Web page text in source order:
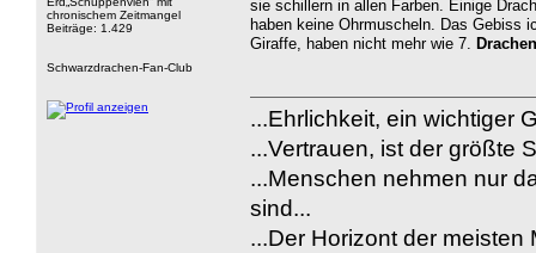
chronischem Zeitmangel
Beiträge: 1.429
Schwarzdrachen-Fan-Club
sie schillern in allen Farben. Einige
haben keine Ohrmuscheln. Das Gebiss
Giraffe, haben nicht mehr wie 7.
...Ehrlichkeit, ein wichtiger
...Vertrauen, ist der größte
...Menschen nehmen nur
sind...
...Der Horizont der